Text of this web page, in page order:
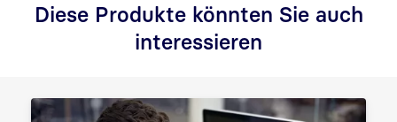
Diese Produkte könnten Sie auch
interessieren